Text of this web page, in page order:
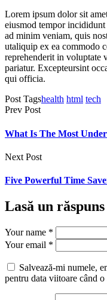
Lorem ipsum dolor sit
eiusmod tempor
ad minim veniam, quis
utaliquip ex ea commodo
reprehenderit in voluptate
pariatur. Excepteursint
qui officia.
Post Tagshealth html tech
Prev Post
What Is The Most
Next Post
Five Powerful Time
Lasă un răspuns
Your name *
Your email *
Salvează-mi numele,
pentru data viitoare când o